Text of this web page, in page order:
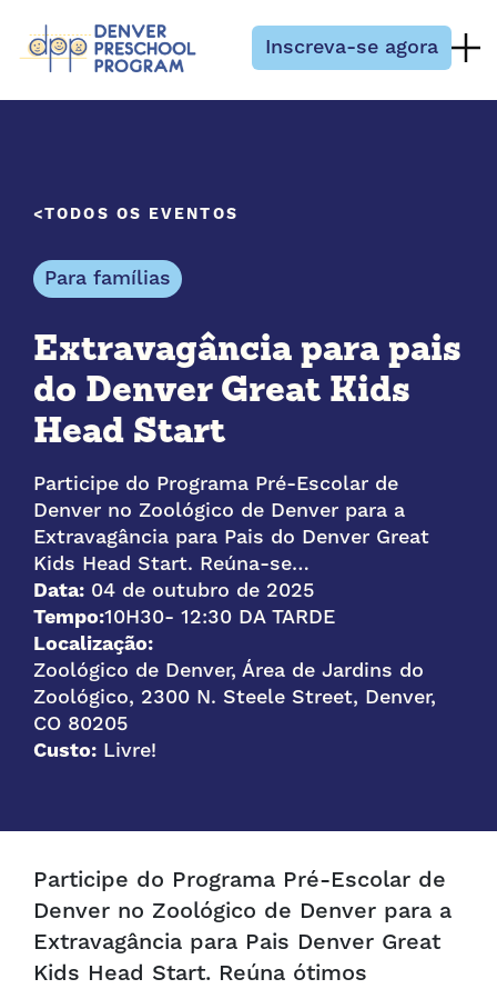
Inscreva-se agora
TODOS OS EVENTOS
Para famílias
Extravagância para pais
do Denver Great Kids
Head Start
Participe do Programa Pré-Escolar de
Denver no Zoológico de Denver para a
Extravagância para Pais do Denver Great
Kids Head Start. Reúna-se…
Data: 04 de outubro de 2025
Tempo:10H30- 12:30 DA TARDE
Localização:
Zoológico de Denver, Área de Jardins do
Zoológico, 2300 N. Steele Street, Denver,
CO 80205
Custo: Livre!
Participe do Programa Pré-Escolar de
Denver no Zoológico de Denver para a
Extravagância para Pais Denver Great
Kids Head Start. Reúna ótimos